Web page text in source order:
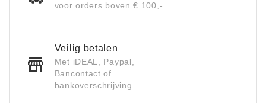
voor orders boven € 100,-
Veilig betalen
Met iDEAL, Paypal,
Bancontact of
bankoverschrijving